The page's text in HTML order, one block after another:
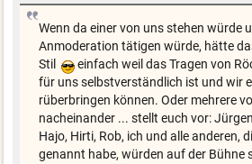
Wenn da einer von uns stehen würde
Anmoderation tätigen würde, hätte
Stil
einfach weil das Tragen von
für uns selbstverständlich ist und wir
rüberbringen können. Oder mehrere
nacheinander ... stellt euch vor:
Hajo, Hirti, Rob, ich und alle anderen,
genannt habe, würden auf der Bühne